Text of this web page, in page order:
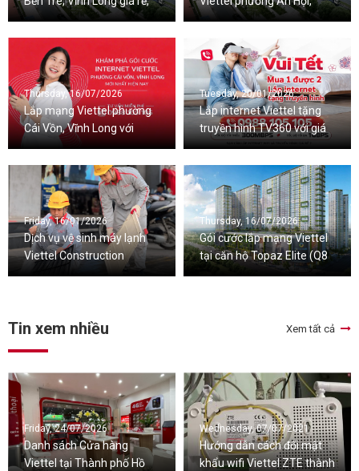
nhiều ưu đãi
Vĩnh Long mới nhất
Thursday, 16/07/2026
Lắp mạng Viettel phường
Cái Vồn, Vĩnh Long với
nhiều ưu đãi đi kèm
Tuesday, 20/01/2026
Lắp internet Viettel tặng
truyền hình TV360 với giá
cước ưu đãi
Friday, 16/01/2026
Dịch vụ vệ sinh máy lạnh
Viettel Construction
chuyên nghiệp
Thursday, 16/07/2026
Gói cước lắp mạng Viettel
tại căn hộ Topaz Elite (Q8
Tin xem nhiều Xem tất cả
Friday, 24/07/2026
Danh sách Cửa hàng
Viettel tại Thành phố Hồ
Wednesday, 07/07/2021
Hướng dẫn cách đổi mật
khẩu wifi Viettel ZTE thành